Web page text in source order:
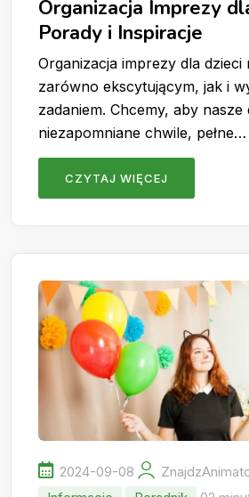
Organizacja Imprezy
Porady i Inspiracje
Organizacja imprezy dla dzieci
zarówno ekscytującym, jak i
zadaniem. Chcemy, aby nasze
niezapomniane chwile, pełne…
CZYTAJ WIĘCEJ
2024-09-08